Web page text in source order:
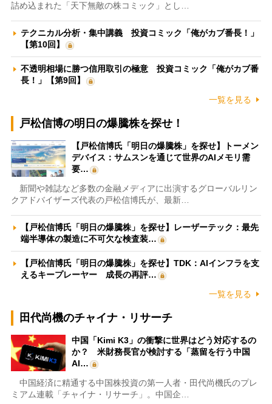
詰め込まれた「天下無敵の株コミック」とし…
テクニカル分析・集中講義 投資コミック「俺がカブ番長！」
【第10回】
不透明相場に勝つ信用取引の極意 投資コミック「俺がカブ番
長！」【第9回】
一覧を見る
戸松信博の明日の爆騰株を探せ！
【戸松信博氏「明日の爆騰株」を探せ】トーメン
デバイス：サムスンを通じて世界のAIメモリ需
要…
新聞や雑誌など多数の金融メディアに出演するグローバルリン
クアドバイザーズ代表の戸松信博氏が、最新…
【戸松信博氏「明日の爆騰株」を探せ】レーザーテック：最先
端半導体の製造に不可欠な検査装…
【戸松信博氏「明日の爆騰株」を探せ】TDK：AIインフラを支
えるキープレーヤー 成長の再評…
一覧を見る
田代尚機のチャイナ・リサーチ
中国「Kimi K3」の衝撃に世界はどう対応するの
か？ 米財務長官が検討する「蒸留を行う中国
AI…
中国経済に精通する中国株投資の第一人者・田代尚機氏のプレ
ミアム連載「チャイナ・リサーチ」。中国企…